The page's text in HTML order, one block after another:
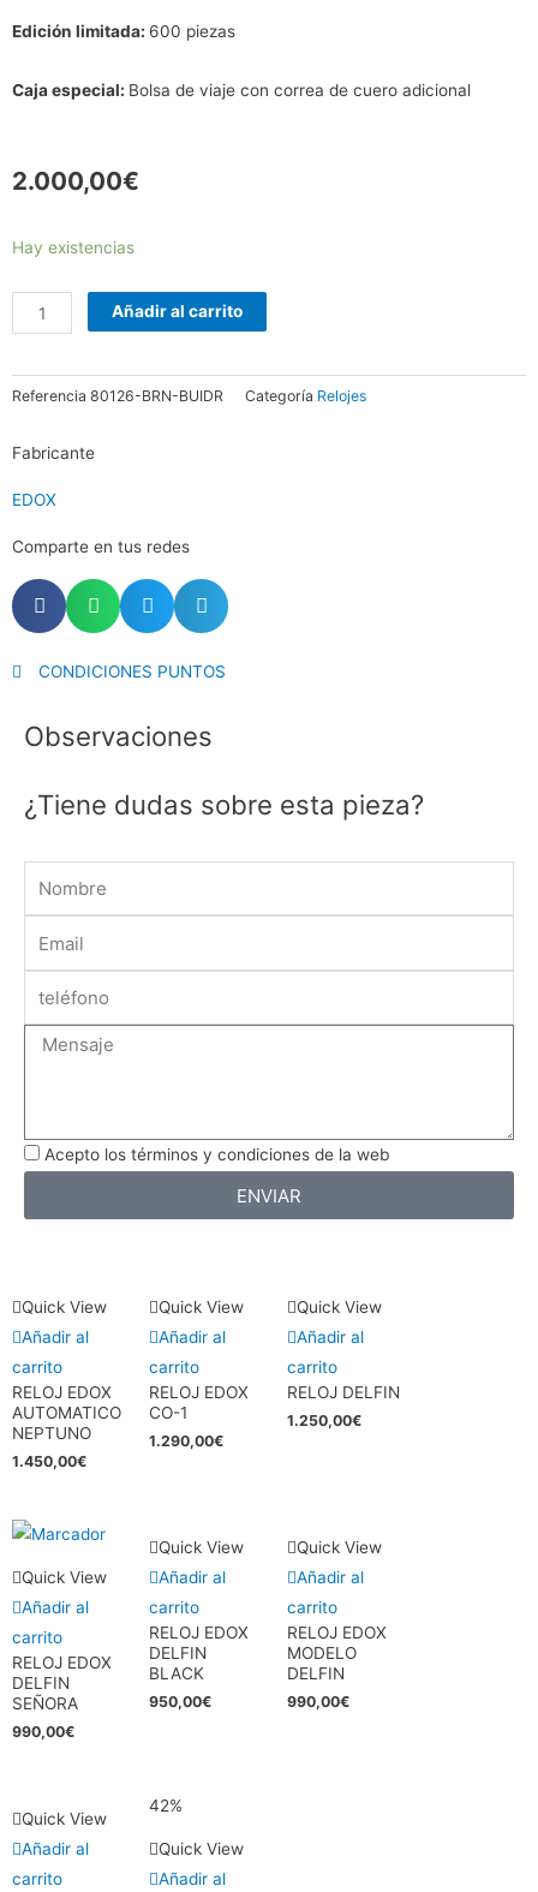
Edición limitada: 600 piezas
Caja especial: Bolsa de viaje con correa de cuero adicional
2.000,00€
Hay existencias
RELOJ
PARACAIDISTA
cantidad
Añadir al carrito
Referencia 80126-BRN-BUIDR Categoría Relojes
Fabricante
EDOX
Comparte en tus redes
CONDICIONES PUNTOS
Observaciones
¿Tiene dudas sobre esta pieza?
Message
Acepto los términos y condiciones de la web
ENVIAR
Quick View
Añadir al
carrito
RELOJ EDOX
AUTOMATICO
NEPTUNO
1.450,00€
Quick View
Añadir al
carrito
RELOJ EDOX
CO-1
1.290,00€
Quick View
Añadir al
carrito
RELOJ DELFIN
1.250,00€
Quick View
Añadir al
carrito
RELOJ EDOX
DELFIN
SEÑORA
990,00€
Quick View
Añadir al
carrito
RELOJ EDOX
DELFIN
BLACK
950,00€
Quick View
Añadir al
carrito
RELOJ EDOX
MODELO
DELFIN
990,00€
Quick View
Añadir al
carrito
42%
Quick View
Añadir al